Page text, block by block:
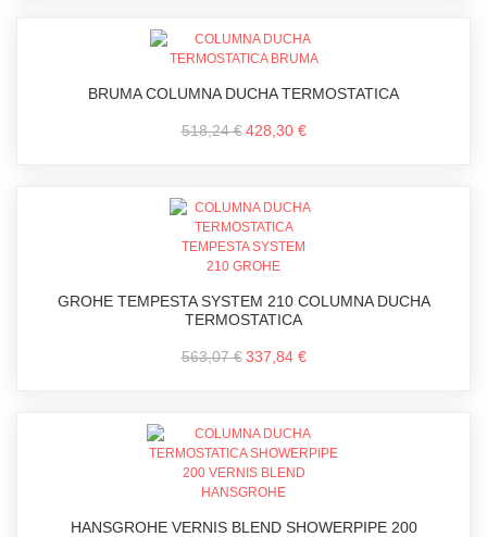
BRUMA COLUMNA DUCHA TERMOSTATICA
518,24 € 428,30 €
GROHE TEMPESTA SYSTEM 210 COLUMNA DUCHA
TERMOSTATICA
563,07 € 337,84 €
HANSGROHE VERNIS BLEND SHOWERPIPE 200